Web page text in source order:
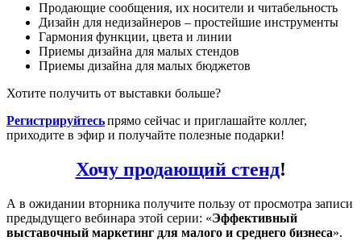
Продающие сообщения, их носители и читабельность
Дизайн для недизайнеров – простейшие инструменты
Гармония функции, цвета и линии
Приемы дизайна для малых стендов
Приемы дизайна для малых бюджетов
Хотите получить от выставки больше?
Регистрируйтесьпрямо сейчас и приглашайте коллег,
приходите в эфир и получайте полезные подарки!
Хочу продающий стенд!
А в ожидании вторника получите пользу от просмотра записи
предыдущего вебинара этой серии: «Эффективный
выставочный маркетинг для малого и среднего бизнеса».